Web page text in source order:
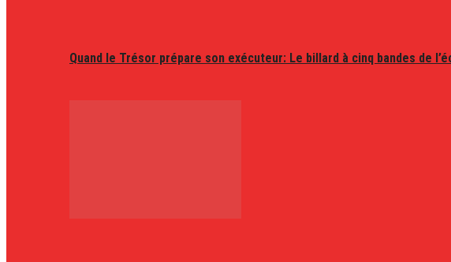
Quand le Trésor prépare son exécuteur: Le billard à cinq bandes de